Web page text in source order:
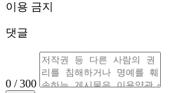
이용 금지
댓글
0 / 300